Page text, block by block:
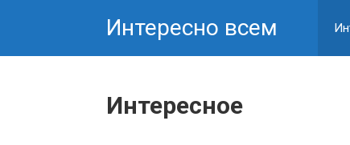
Интересно всем
Интересное